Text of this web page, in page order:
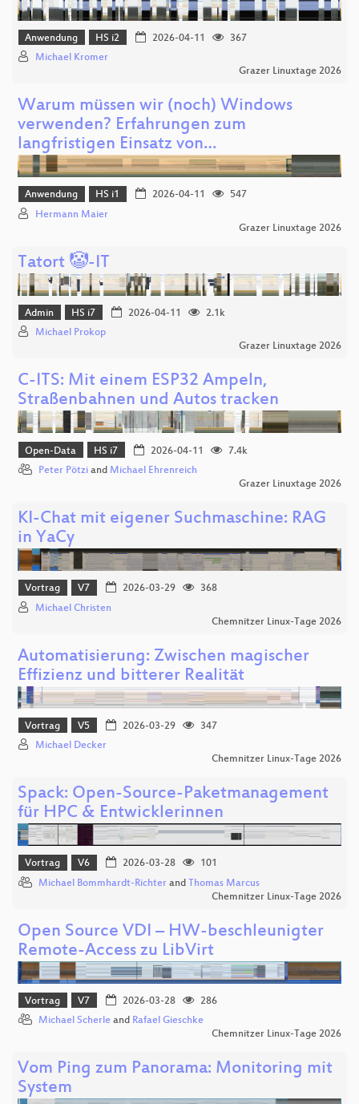
Anwendung HS i2 2026-04-11
367
Michael Kromer
Grazer Linuxtage 2026
Warum müssen wir (noch) Windows
verwenden? Erfahrungen zum
langfristigen Einsatz von…
Anwendung HS i1 2026-04-11
547
Hermann Maier
Grazer Linuxtage 2026
Tatort 🤡-IT
Admin HS i7 2026-04-11
2.1k
Michael Prokop
Grazer Linuxtage 2026
C-ITS: Mit einem ESP32 Ampeln,
Straßenbahnen und Autos tracken
Open-Data HS i7 2026-04-11
7.4k
Peter Pötzi and Michael Ehrenreich
Grazer Linuxtage 2026
KI-Chat mit eigener Suchmaschine: RAG
in YaCy
Vortrag V7 2026-03-29
368
Michael Christen
Chemnitzer Linux-Tage 2026
Automatisierung: Zwischen magischer
Effizienz und bitterer Realität
Vortrag V5 2026-03-29
347
Michael Decker
Chemnitzer Linux-Tage 2026
Spack: Open-Source-Paketmanagement
für HPC & Entwicklerinnen
Vortrag V6 2026-03-28
101
Michael Bommhardt-Richter and Thomas Marcus
Chemnitzer Linux-Tage 2026
Open Source VDI – HW-beschleunigter
Remote-Access zu LibVirt
Vortrag V7 2026-03-28
286
Michael Scherle and Rafael Gieschke
Chemnitzer Linux-Tage 2026
Vom Ping zum Panorama: Monitoring mit
System